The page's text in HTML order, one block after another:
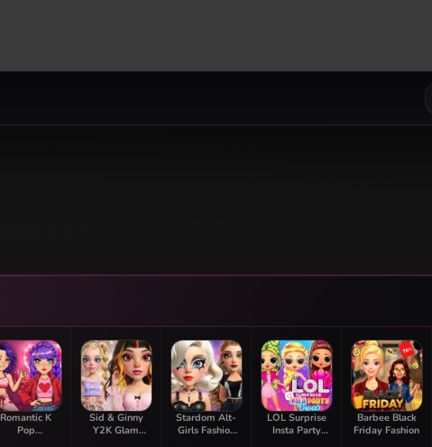
Romantic K
Pop
Sid & Ginny
Y2K Glam
Stardom Alt-
Girls Fashion
LOL Surprise
Insta Party
Barbee Black
Friday Fashion